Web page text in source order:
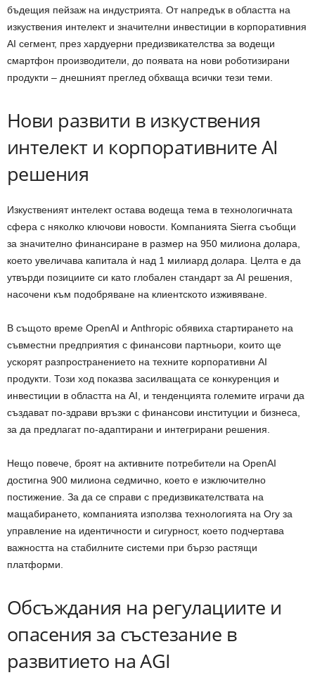
бъдещия пейзаж на индустрията. От напредък в областта на
изкуствения интелект и значителни инвестиции в корпоративния
AI сегмент, през хардуерни предизвикателства за водещи
смартфон производители, до появата на нови роботизирани
продукти – днешният преглед обхваща всички тези теми.
Нови развити в изкуствения
интелект и корпоративните AI
решения
Изкуственият интелект остава водеща тема в технологичната
сфера с няколко ключови новости. Компанията Sierra съобщи
за значително финансиране в размер на 950 милиона долара,
което увеличава капитала ѝ над 1 милиард долара. Целта е да
утвърди позициите си като глобален стандарт за AI решения,
насочени към подобряване на клиентското изживяване.
В същото време OpenAI и Anthropic обявиха стартирането на
съвместни предприятия с финансови партньори, които ще
ускорят разпространението на техните корпоративни AI
продукти. Този ход показва засилващата се конкуренция и
инвестиции в областта на AI, и тенденцията големите играчи да
създават по-здрави връзки с финансови институции и бизнеса,
за да предлагат по-адаптирани и интегрирани решения.
Нещо повече, броят на активните потребители на OpenAI
достигна 900 милиона седмично, което е изключително
постижение. За да се справи с предизвикателствата на
мащабирането, компанията използва технологията на Ory за
управление на идентичности и сигурност, което подчертава
важността на стабилните системи при бързо растящи
платформи.
Обсъждания на регулациите и
опасения за състезание в
развитието на AGI